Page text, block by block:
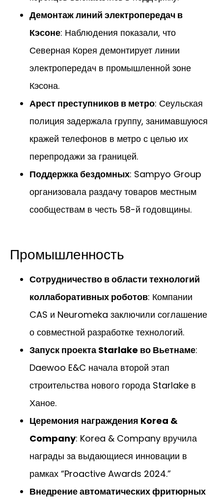
Демонтаж линий электропередач в
Кэсоне: Наблюдения показали, что
Северная Корея демонтирует линии
электропередач в промышленной зоне
Кэсона.
Арест преступников в метро: Сеульская
полиция задержала группу, занимавшуюся
кражей телефонов в метро с целью их
перепродажи за границей.
Поддержка бездомных: Sampyo Group
организовала раздачу товаров местным
сообществам в честь 58-й годовщины.
Промышленность
Сотрудничество в области технологий
коллаборативных роботов: Компании
CAS и Neuromeka заключили соглашение
о совместной разработке технологий.
Запуск проекта Starlake во Вьетнаме:
Daewoo E&C начала второй этап
строительства нового города Starlake в
Ханое.
Церемония награждения Korea &
Company: Korea & Company вручила
награды за выдающиеся инновации в
рамках “Proactive Awards 2024.”
Внедрение автоматических фритюрных